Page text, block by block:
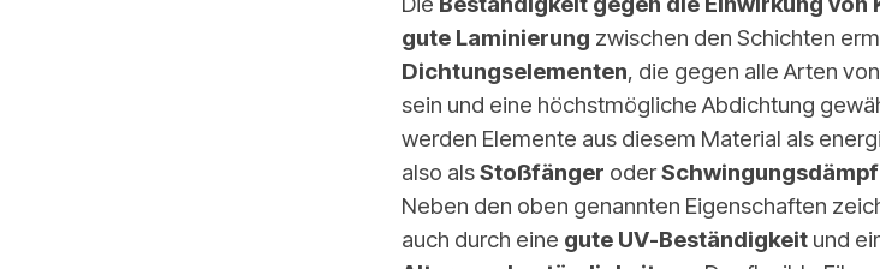
gute Laminierung zwischen den Schichten
Dichtungselementen, die gegen alle Arten
sein und eine höchstmögliche Abdichtung
werden Elemente aus diesem Material als
also alsStoßfänger oder
Neben den oben genannten Eigenschaften
auch durch eine gute UV-Beständigkeit und